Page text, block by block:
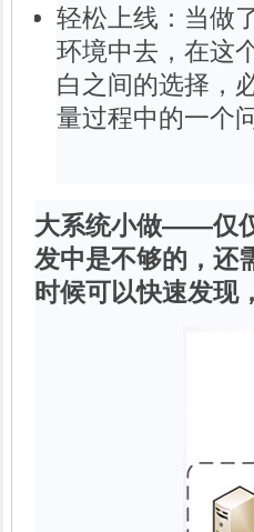
轻松上线：当做
环境中去，在这
白之间的选择，
量过程中的一个
大系统小做——仅
发中是不够的，还
时候可以快速发现